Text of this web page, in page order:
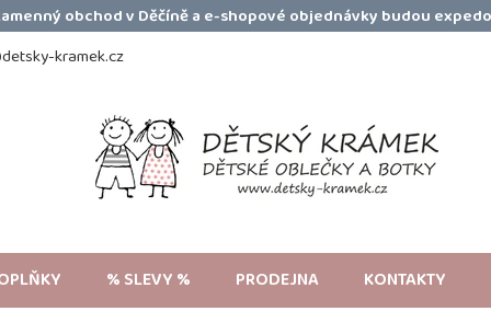
obchod v Děčíně a e-shopové objednávky budou
kramek.cz
% SLEVY % PRODEJNA KONTAKTY